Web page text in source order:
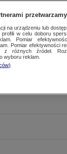
na urządzeniu lub
w celu doboru
Pomiar
Pomiar efektywności
z różnych źródeł.
wyboru reklam.